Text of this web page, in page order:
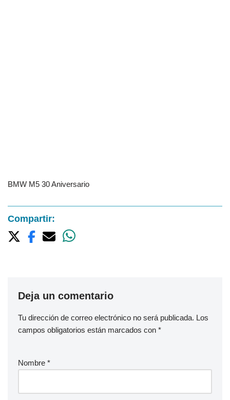
BMW M5 30 Aniversario
Compartir:
Deja un comentario
Tu dirección de correo electrónico no será publicada. Los
campos obligatorios están marcados con *
Nombre *